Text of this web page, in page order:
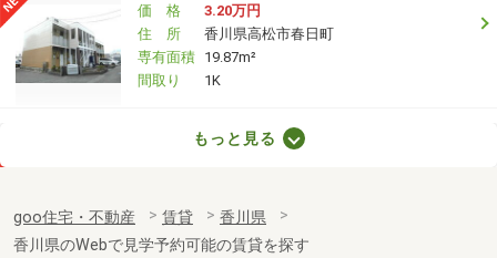
価 格
3.20万円
住 所
香川県高松市春日町
専有面積 19.87m²
間取り
1K
専有面積
42.98m²
間取り
1LDK
もっと見る
goo住宅・不動産 賃貸
香川県
香川県のWebで見学予約可能の賃貸を探す